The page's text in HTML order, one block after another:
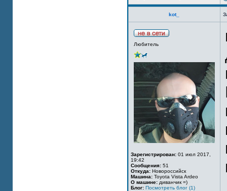
kot_
Любитель
Зарегистрирован: 01 июл 2017,
19:42
Сообщения: 51
Откуда: Новороссийск
Машина: Toyota Vista Ardeo
О машине: диванчик =)
Блог: Посмотреть блог (1)